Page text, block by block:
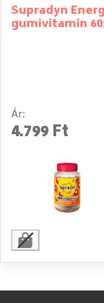
Supradyn
gumivitamin
Ár:
4.799 Ft